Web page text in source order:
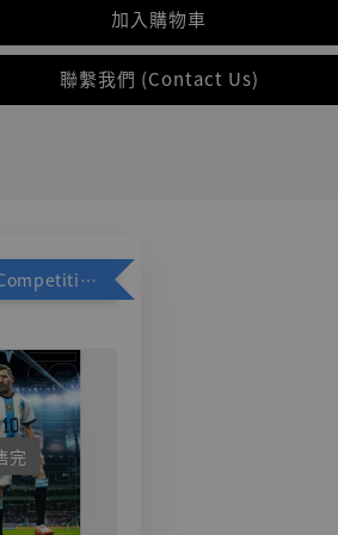
加入購物車
聯繫我們 (Contact Us)
加購優惠【Competitive Toys 梅西 [CM001]】
完